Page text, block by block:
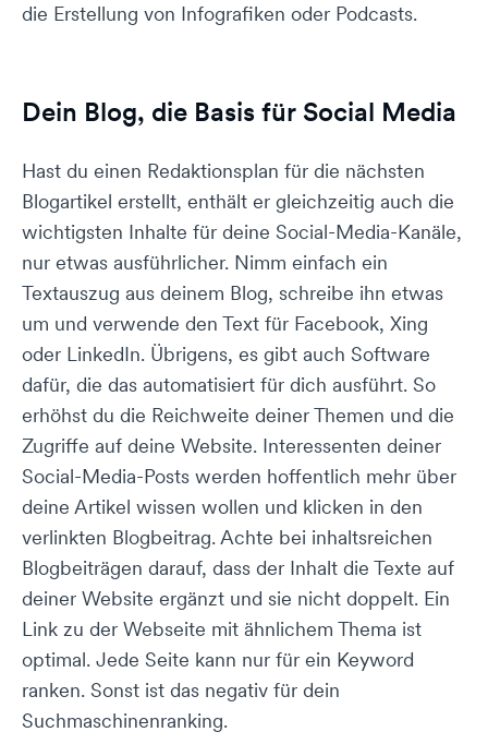
die Erstellung von Infografiken oder Podcasts.
Dein Blog, die Basis für Social Media
Hast du einen Redaktionsplan für die nächsten
Blogartikel erstellt, enthält er gleichzeitig auch die
wichtigsten Inhalte für deine Social-Media-Kanäle,
nur etwas ausführlicher. Nimm einfach ein
Textauszug aus deinem Blog, schreibe ihn etwas
um und verwende den Text für Facebook, Xing
oder LinkedIn. Übrigens, es gibt auch Software
dafür, die das automatisiert für dich ausführt. So
erhöhst du die Reichweite deiner Themen und die
Zugriffe auf deine Website. Interessenten deiner
Social-Media-Posts werden hoffentlich mehr über
deine Artikel wissen wollen und klicken in den
verlinkten Blogbeitrag. Achte bei inhaltsreichen
Blogbeiträgen darauf, dass der Inhalt die Texte auf
deiner Website ergänzt und sie nicht doppelt. Ein
Link zu der Webseite mit ähnlichem Thema ist
optimal. Jede Seite kann nur für ein Keyword
ranken. Sonst ist das negativ für dein
Suchmaschinenranking.